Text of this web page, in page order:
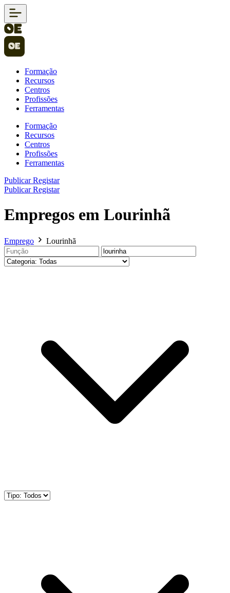
Formação
Recursos
Centros
Profissões
Ferramentas
Formação
Recursos
Centros
Profissões
Ferramentas
PublicarRegistar
PublicarRegistar
Empregos em Lourinhã
Emprego Lourinhã